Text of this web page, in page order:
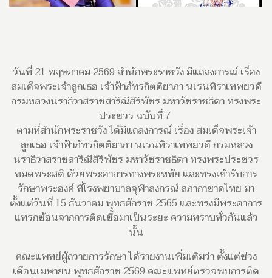
วันที่ 21 พฤษภาคม 2569 สำนักพระราชวัง มีแถลงการณ์ เรื่อง
สมเด็จพระเจ้าลูกเธอ เจ้าฟ้าภัทรกิตติยาภา นเรนทิราเทพยวดี
กรมหลวงนราธิวาสราชสาริณีสิริพัชร มหาวัชราชธิดา ทรงพระ
ประชวร ฉบับที่ 7
ตามที่สำนักพระราชวัง ได้มีแถลงการณ์ เรื่อง สมเด็จพระเจ้า
ลูกเธอ เจ้าฟ้าภัทรกิตติยาภา นเรนทิราเทพยวดี กรมหลวง
นราธิวาสราชสาริณีสิริพัชร มหาวัชราชธิดา ทรงพระประชวร
หมดพระสติ ด้วยพระอาการทางพระหทัย และทรงเข้ารับการ
รักษาพระองค์ ที่โรงพยาบาลจุฬาลงกรณ์ สภากาชาดไทย มา
ตั้งแต่วันที่ 15 ธันวาคม พุทธศักราช 2565 และทรงมีพระอาการ
แทรกซ้อนจากการติดเชื้อมาเป็นระยะ ความทราบทั่วกันแล้ว
นั้น
คณะแพทย์ผู้ถวายการรักษา ได้รายงานเพิ่มเติมว่า ตั้งแต่ช่วง
เดือนเมษายน พุทธศักราช 2569 คณะแพทย์ตรวจพบการติด